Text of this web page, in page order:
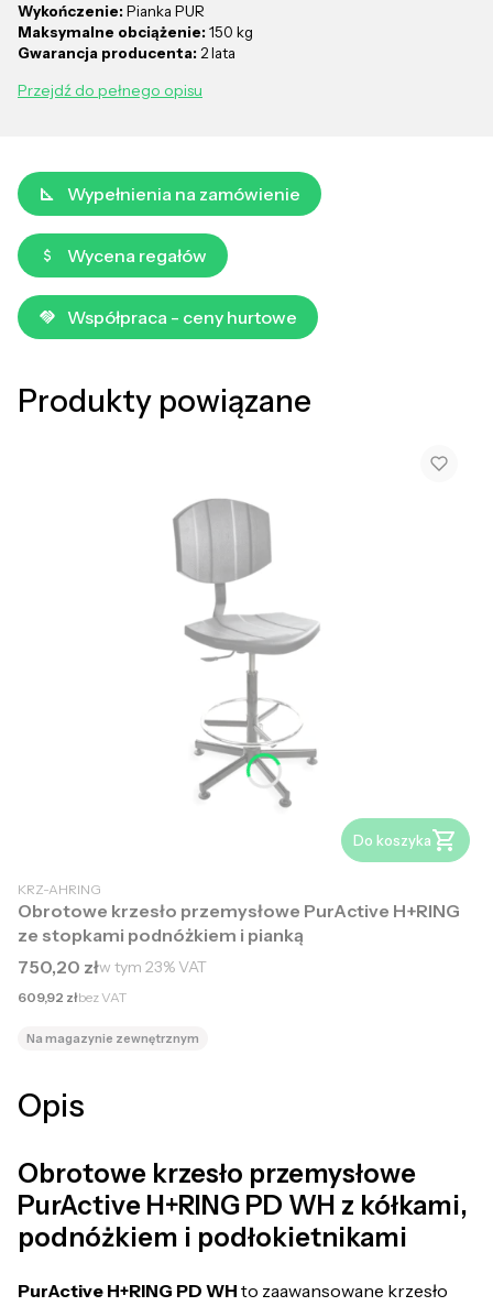
Wykończenie: Pianka PUR
Maksymalne obciążenie: 150 kg
Gwarancja producenta: 2 lata
Przejdź do pełnego opisu
Wypełnienia na zamówienie
Wycena regałów
Współpraca - ceny hurtowe
Produkty powiązane
Do koszyka
KRZ-AHRING
Obrotowe krzesło przemysłowe PurActive H+RING
ze stopkami podnóżkiem i pianką
Cena brutto
750,20 złw tym 23%VAT
Cena netto
609,92 złbez VAT
Na magazynie zewnętrznym
Opis
Obrotowe krzesło przemysłowe
PurActive H+RING PD WH z kółkami,
podnóżkiem i podłokietnikami
PurActive H+RING PD WH to zaawansowane krzesło